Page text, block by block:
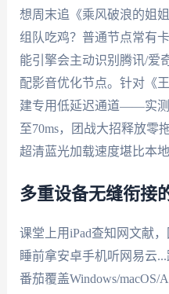
想周末追《乘风破浪的姐
组队吃鸡？普通节点常有
能引擎会主动识别腾讯/爱
配影音优化节点。针对《
建专用低延迟通道——实
至70ms，团战大招释放零
超清蓝光加载速度堪比本地
多重设备无缝衔接
课堂上用iPad查知网文献，
睡前拿安卓手机听网易云
番茄覆盖Windows/macOS/